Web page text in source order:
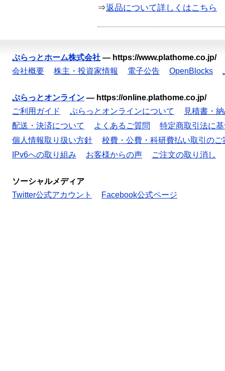
⇒返品について詳しくはこちら
ぷらっとホーム株式会社 — https://www.plathome.co.jp/
会社概要
株主・投資家情報 電子公告 OpenBlocks
ぷらっとオンライン — https://online.plathome.co.jp/
ご利用ガイド
ぷらっとオンラインについて
見積書・
配送・決済について
よくあるご質問
特定商取引法に
個人情報取り扱い方針
校費・公費・科研費払い取引のご
IPv6への取り組み
お客様からの声 ご注文の取り消し
ソーシャルメディア
Twitter公式アカウント
Facebook公式ページ